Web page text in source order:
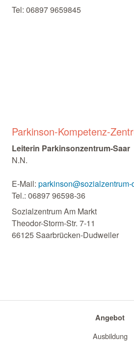
Tel: 06897 9659845
Parkinson-Kompetenz-
Leiterin Parkinsonzentrum-Saar
N.N.
E-Mail:
Tel.: 06897 96598-36
Sozialzentrum Am Markt
Theodor-Storm-Str. 7-11
66125 Saarbrücken-Dudweiler
Angebot
Ausbildung